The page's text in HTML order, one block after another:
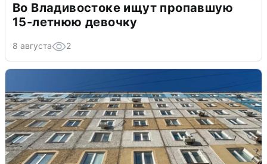
Во Владивостоке ищут пропавшую
15-летнюю девочку
8 августа 2